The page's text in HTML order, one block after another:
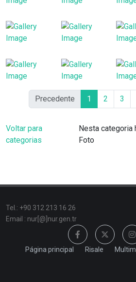
Precedente 1 2 3
Voltar para
categorias
Nesta categoria
Foto
Tel.: +90 312 213 16 26
Email : nur[@]nur.gen.tr
Página principal Risale